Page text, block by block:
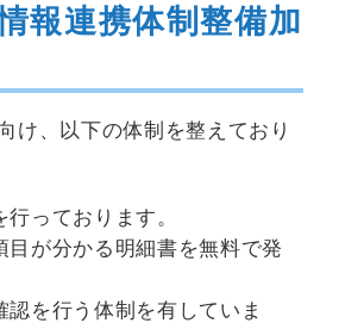
報連携体制整備加
け、以下の体制を整えており
っております。
目が分かる明細書を無料で発
認を行う体制を有していま